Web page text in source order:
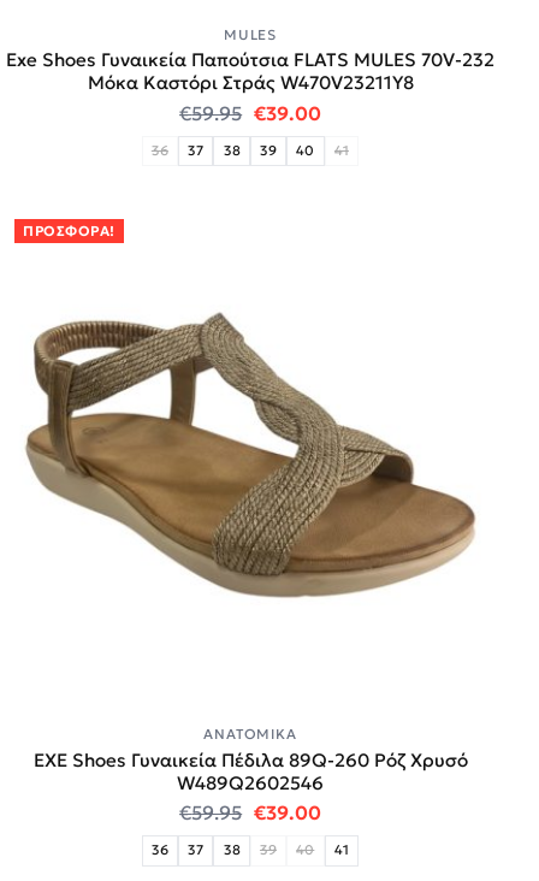
MULES
Exe Shoes Γυναικεία Παπούτσια FLATS MULES 70V-232
Μόκα Καστόρι Στράς W470V23211Y8
€59.95 Original price was: €59.95.
€39.00Η τρέχουσα τιμή
36 37 38 39 40 41
ΠΡΟΣΦΟΡΆ!
ΑΝΑΤΟΜΙΚΆ
EXE Shoes Γυναικεία Πέδιλα 89Q-260 Ρόζ Χρυσό
W489Q2602546
€59.95 Original price was: €59.95.
€39.00Η τρέχουσα τιμή
36 37 38 39 40 41